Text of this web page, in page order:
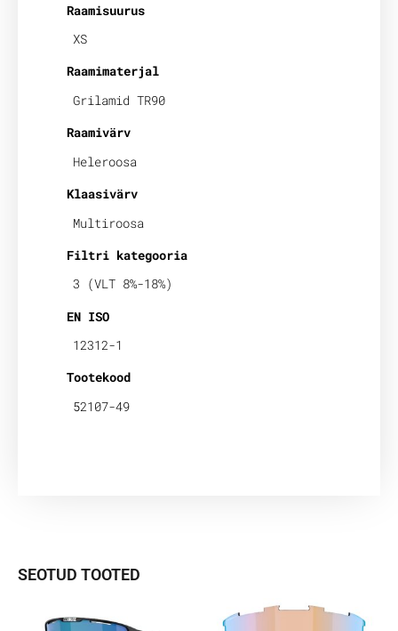
Raamisuurus
XS
Raamimaterjal
Grilamid TR90
Raamivärv
Heleroosa
Klaasivärv
Multiroosa
Filtri kategooria
3 (VLT 8%-18%)
EN ISO
12312-1
Tootekood
52107-49
SEOTUD TOOTED